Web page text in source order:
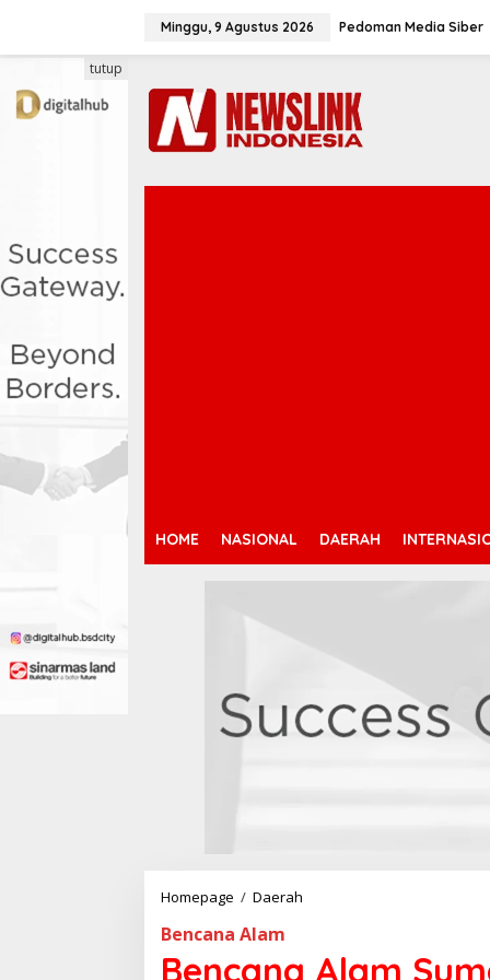
Minggu, 9 Agustus 2026 Pedoman Media Siber
HOME NASIONAL DAERAH
tutup
Homepage / Daerah
Bencana Alam
Bencana Alam